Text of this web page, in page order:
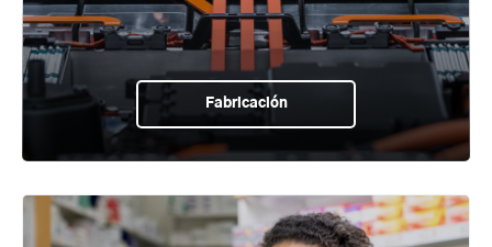
Fabricación